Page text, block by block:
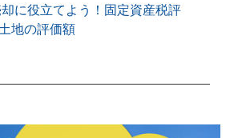
に役立てよう！固定資産税評
地の評価額